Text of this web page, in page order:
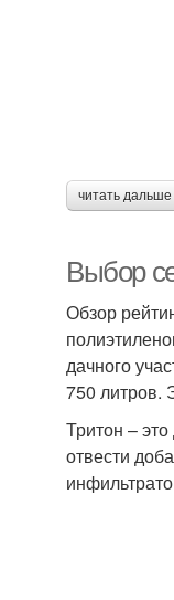
читать
Выбор
Обзор
дачного
750 литров.
Тритон –
отвести